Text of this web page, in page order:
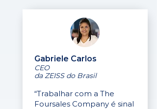
Gabriele Carlos
CEO
da ZEISS do Brasil
“Trabalhar com a The
Foursales Company é sinal